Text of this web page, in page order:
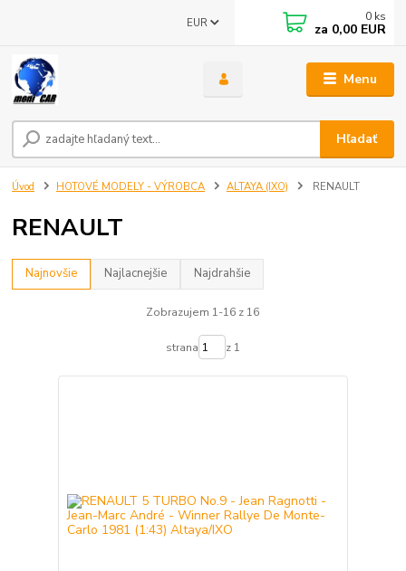
Menu
EUR
Hľadať
0 ks
za 0,00 EUR
Úvod HOTOVÉ MODELY - VÝROBCA ALTAYA (IXO) RENAULT
RENAULT
Najnovšie Najlacnejšie Najdrahšie
Zobrazujem 1-16 z 16
strana z 1